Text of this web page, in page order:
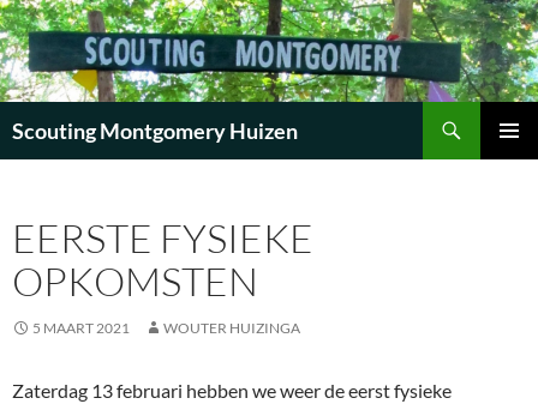
Scouting Montgomery Huizen
INHOUD
EERSTE FYSIEKE
OPKOMSTEN
5 MAART 2021 WOUTER HUIZINGA
Zaterdag 13 februari hebben we weer de eerst fysieke